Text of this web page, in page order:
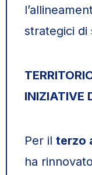
strategici di
INIZIATIVE
Per il terzo
ha